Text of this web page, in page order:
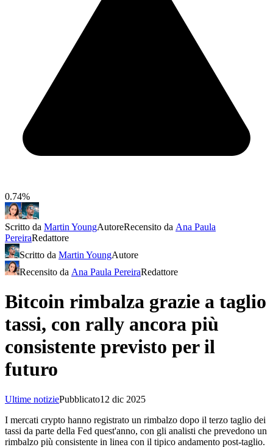
0.74%
Scritto da Martin YoungAutoreRecensito da Ana Paula
PereiraRedattore
Scritto da Martin YoungAutore
Recensito da Ana Paula PereiraRedattore
Bitcoin rimbalza grazie a taglio
tassi, con rally ancora più
consistente previsto per il
futuro
Ultime notiziePubblicato12 dic 2025
I mercati crypto hanno registrato un rimbalzo dopo il terzo taglio dei
tassi da parte della Fed quest'anno, con gli analisti che prevedono un
rimbalzo più consistente in linea con il tipico andamento post-taglio.